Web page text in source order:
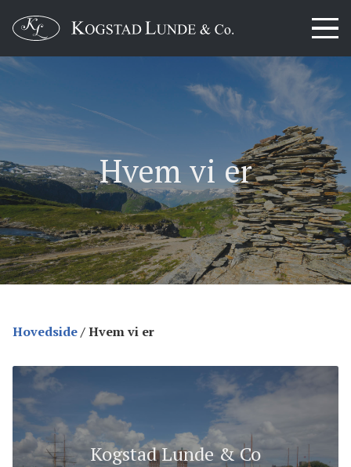
Hvem vi er
Hovedside/Hvem vi er
Kogstad Lunde & Co